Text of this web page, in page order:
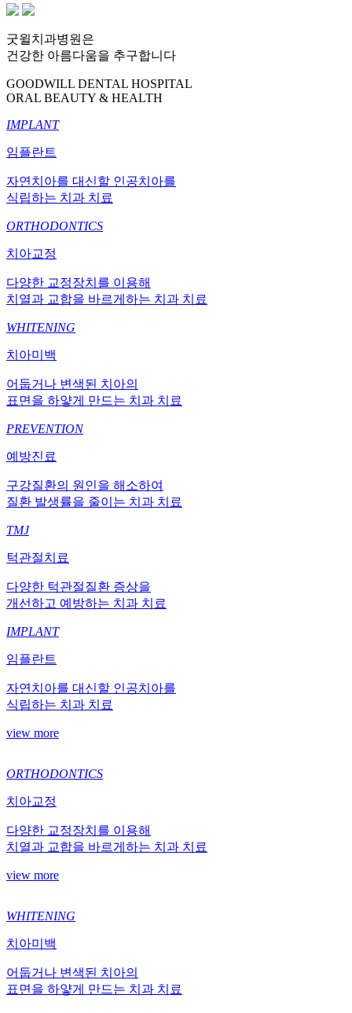
굿윌치과병원은
건강한 아름다움을 추구합니다
GOODWILL DENTAL HOSPITAL
ORAL BEAUTY & HEALTH
IMPLANT
임플란트
자연치아를 대신할 인공치아를
식립하는 치과 치료
ORTHODONTICS
치아교정
다양한 교정장치를 이용해
치열과 교합을 바르게하는 치과 치료
WHITENING
치아미백
어둡거나 변색된 치아의
표면을 하얗게 만드는 치과 치료
PREVENTION
예방진료
구강질환의 원인을 해소하여
질환 발생률을 줄이는 치과 치료
TMJ
턱관절치료
다양한 턱관절질환 증상을
개선하고 예방하는 치과 치료
IMPLANT
임플란트
자연치아를 대신할 인공치아를
식립하는 치과 치료
view more
ORTHODONTICS
치아교정
다양한 교정장치를 이용해
치열과 교합을 바르게하는 치과 치료
view more
WHITENING
치아미백
어둡거나 변색된 치아의
표면을 하얗게 만드는 치과 치료